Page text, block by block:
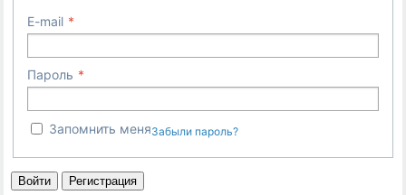
E-mail
Пароль
Запомнить меняЗабыли пароль?
Войти Регистрация